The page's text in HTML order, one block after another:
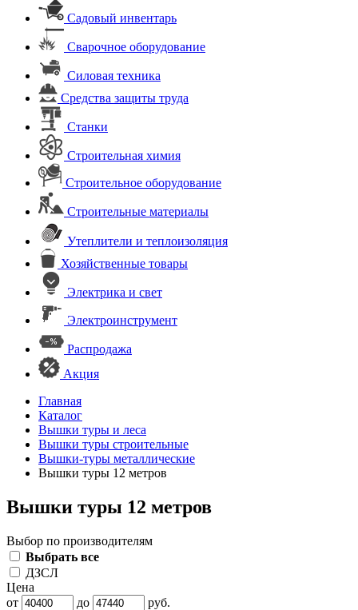
Садовый инвентарь
Сварочное оборудование
Силовая техника
Средства защиты труда
Станки
Строительная химия
Строительное оборудование
Строительные материалы
Утеплители и теплоизоляция
Хозяйственные товары
Электрика и свет
Электроинструмент
Распродажа
Акция
Главная
Каталог
Вышки туры и леса
Вышки туры строительные
Вышки-туры металлические
Вышки туры 12 метров
Вышки туры 12 метров
Выбор по производителям
Выбрать все
ДЗСЛ
Цена
от
до
руб.